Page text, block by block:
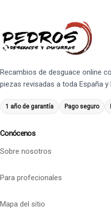
Recambios de desguace online
piezas revisadas a toda España y
1 año de garantía Pago seguro
Conócenos
Sobre nosotros
Para profecionales
Mapa del sitio